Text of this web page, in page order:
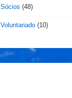
Sócios (48)
Voluntariado (10)